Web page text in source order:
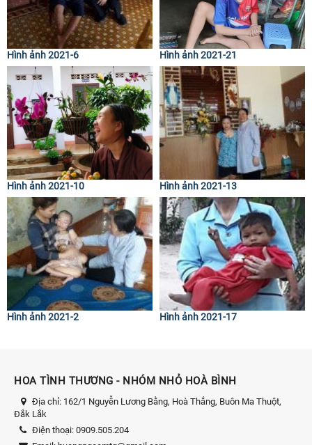
Hình ảnh 2021-6 Hình ảnh 2021-21
Hình ảnh 2021-10 Hình ảnh 2021-13
Hình ảnh 2021-2 Hình ảnh 2021-17
HOA TÌNH THƯƠNG - NHÓM NHỎ HOÀ BÌNH
Địa chỉ: 162/1 Nguyễn Lương Bằng, Hoà Thắng, Buôn Ma Thuột,
Đắk Lắk
Điện thoại: 0909.505.204